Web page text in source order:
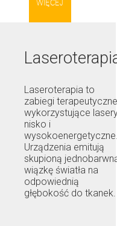
WIĘCEJ
Laseroterapia to
zabiegi terapeutyczne
wykorzystujące
nisko i
Urządzenia emitują
skupioną
wiązkę światła na
odpowiednią
głębokość do tkanek.